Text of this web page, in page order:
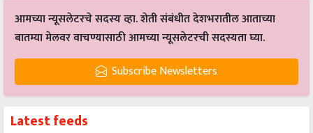
आमच्या न्यूसलेटरचे सदस्य व्हा. शेती संबंधीत देशभरातील आताच्या
बातम्या मेलवर वाचण्यासाठी आमच्या न्यूसलेटरची सदस्यता घ्या.
Subscribe Newsletters
Latest feeds